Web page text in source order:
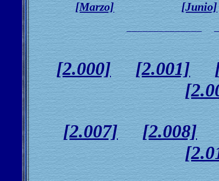
[Marzo]
[Junio]
______________
[2.000] [2.001]
[2.007]
[2.008]